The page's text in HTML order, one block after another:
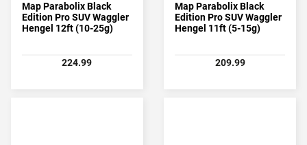
Map Parabolix Black
Edition Pro SUV Waggler
Hengel 12ft (10-25g)
224.99
Map Parabolix Black
Edition Pro SUV Waggler
Hengel 11ft (5-15g)
209.99